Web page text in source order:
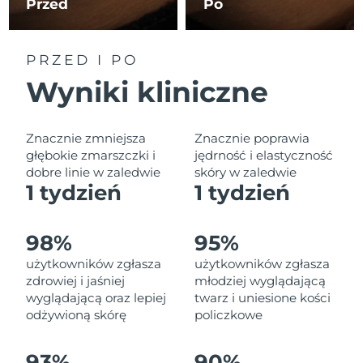
Przed Po
PRZED I PO
Wyniki kliniczne
Znacznie zmniejsza
głębokie zmarszczki i
dobre linie w zaledwie
1 tydzień
Znacznie poprawia
jędrność i elastyczność
skóry w zaledwie
1 tydzień
98%
użytkowników zgłasza
zdrowiej i jaśniej
wyglądającą oraz lepiej
odżywioną skórę
95%
użytkowników zgłasza
młodziej wyglądającą
twarz i uniesione kości
policzkowe
Liban
Oczekiwany czas dostawy
8/10/26
Litwa
Luksemburg
Oczekiwany czas dostawy
SRA Makau (Chiny)
Oczekiwany czas dostawy
Malezja
Oczekiwany czas dostawy
Malta
Oczekiwany czas dostawy
8/9/26
Meksyk
Oczekiwany czas dostawy
Monako